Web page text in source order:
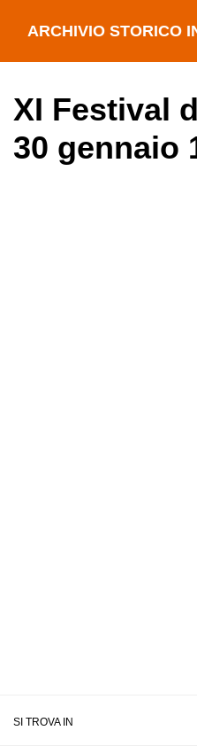
ARCHIVIO STORICO
XI Festival
30 gennaio
SI TROVA IN